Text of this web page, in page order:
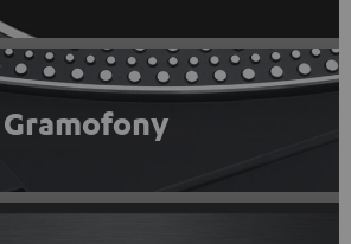
Gramofony